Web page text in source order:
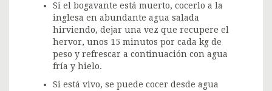
Si el bogavante está muerto, cocerlo a la
inglesa en abundante agua salada
hirviendo, dejar una vez que recupere el
hervor, unos 15 minutos por cada kg de
peso y refrescar a continuación con agua
fría y hielo.
Si está vivo, se puede cocer desde agua